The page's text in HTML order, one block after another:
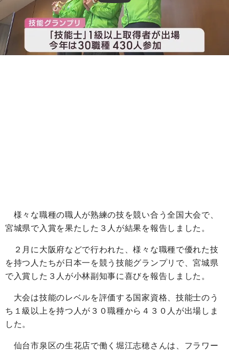
様々な職種の職人が熟練の技を競い合う全国大会で、
宮城県で入賞を果たした３人が結果を報告しました。
２月に大阪府などで行われた、様々な職種で優れた技
を持つ人たちが日本一を競う技能グランプリで、宮城県
で入賞した３人が小林副知事に喜びを報告しました。
大会は技能のレベルを評価する国家資格、技能士のう
ち１級以上を持つ人が３０職種から４３０人が出場しま
した。
仙台市泉区の生花店で働く堀江志穂さんは、フラワー